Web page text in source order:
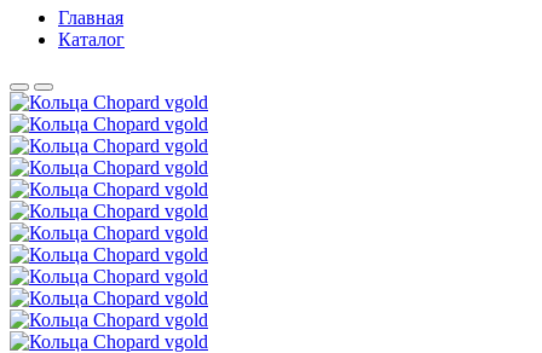
Главная
Каталог